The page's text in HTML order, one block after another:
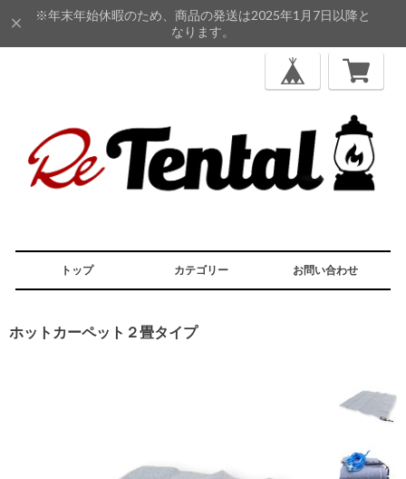
※年末年始休暇のため、商品の発送は2025年1月7日以降と
なります。
トップ カテゴリー お問い合わせ
ホットカーペット２畳タイプ